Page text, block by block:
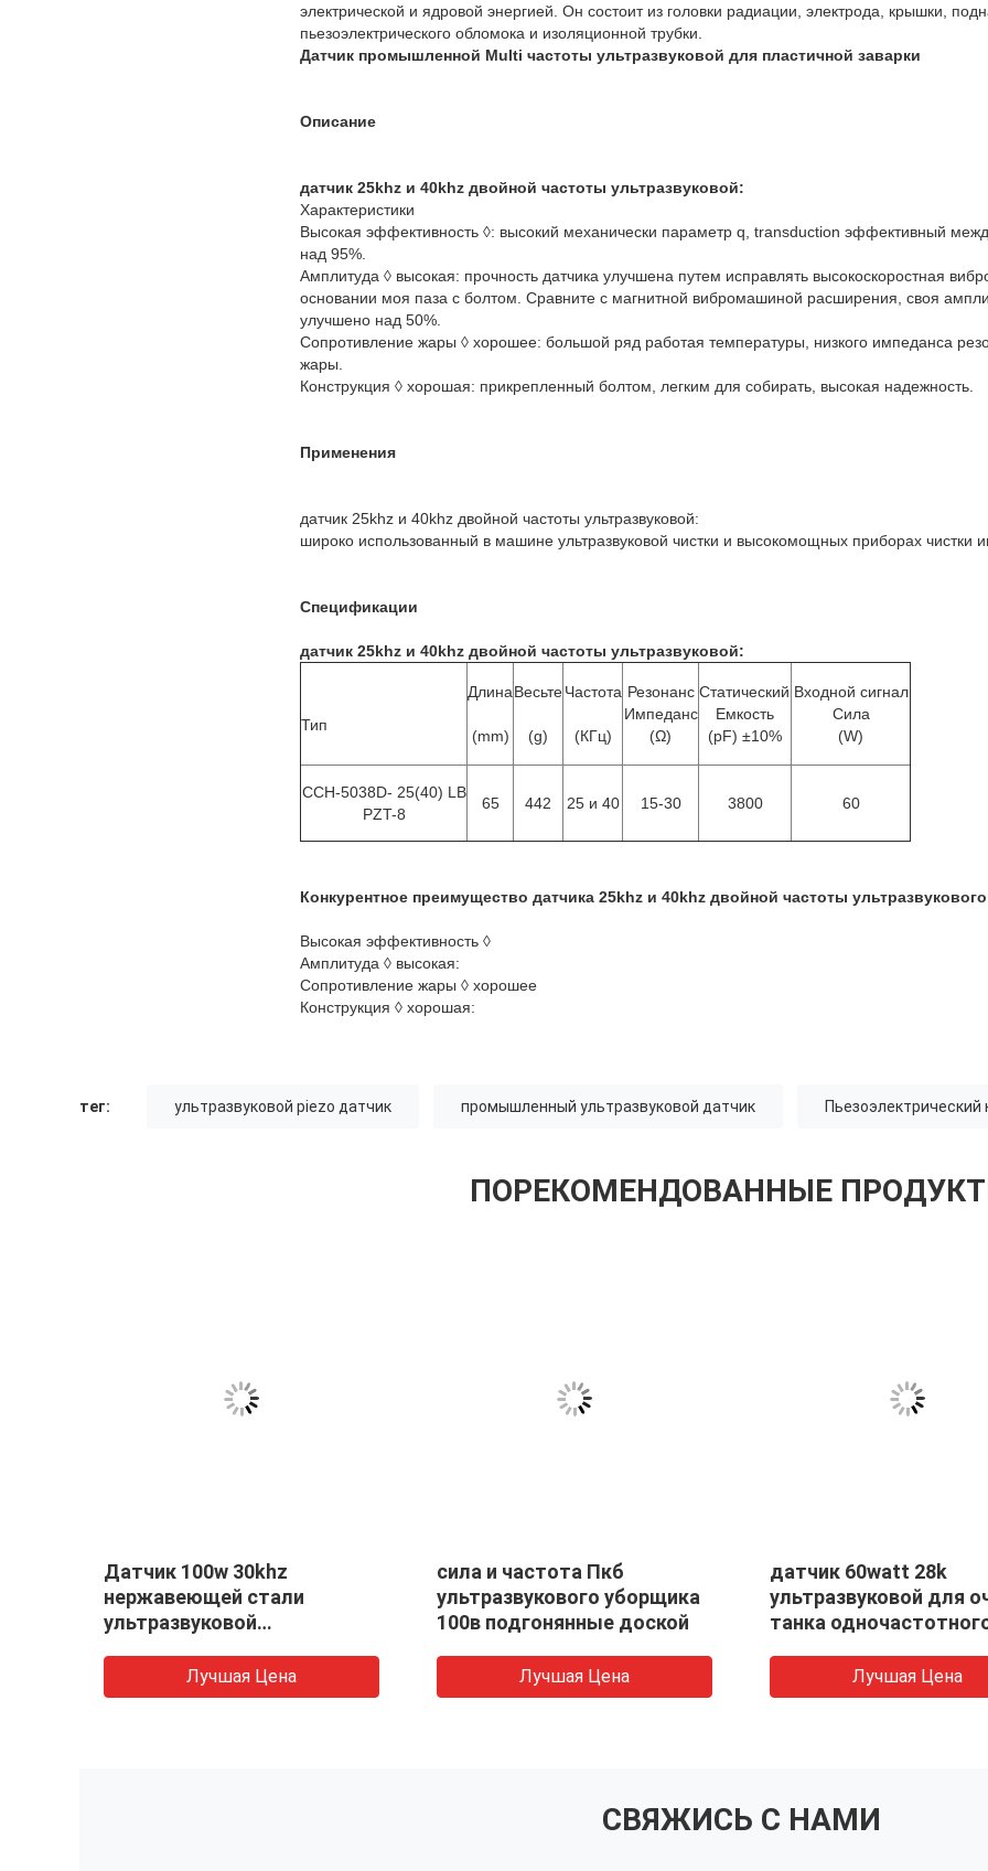
электрической и ядровой энергией. Он состоит из головки радиации, электрода, крышки,
пьезоэлектрического обломока и изоляционной трубки.
Датчик промышленной Multi частоты ультразвуковой для пластичной заварки
Описание
датчик 25khz и 40khz двойной частоты ультразвуковой:
Характеристики
Высокая эффективность ◊: высокий механически параметр q, transduction эффективный
над 95%.
Амплитуда ◊ высокая: прочность датчика улучшена путем исправлять высокоскоростная
основании моя паза с болтом. Сравните с магнитной вибромашиной расширения, своя
улучшено над 50%.
Сопротивление жары ◊ хорошее: большой ряд работая температуры, низкого импеданса
жары.
Конструкция ◊ хорошая: прикрепленный болтом, легким для собирать, высокая надежность.
Применения
датчик 25khz и 40khz двойной частоты ультразвуковой:
широко использованный в машине ультразвуковой чистки и высокомощных приборах чистки
Спецификации
датчик 25khz и 40khz двойной частоты ультразвуковой:
Тип
Длина
(mm)
Весьте
(g)
Частота
(КГц)
Резонанс
Импеданс
(Ω)
Статический
Емкость
(pF) ±10%
Входной сигнал
Сила
(W)
CCH-5038D- 25(40) LB
PZT-8
65 442 25 и 40 15-30 3800 60
Конкурентное преимущество датчика 25khz и 40khz двойной частоты ультразвукового
Высокая эффективность ◊
Амплитуда ◊ высокая:
Сопротивление жары ◊ хорошее
Конструкция ◊ хорошая:
тег: ультразвуковой piezo датчик промышленный ультразвуковой датчик
ПОРЕКОМЕНДОВАННЫЕ
Датчик 100w 30khz
нержавеющей стали
ультразвуковой
Лучшая Цена
сила и частота Пкб
ультразвукового уборщика
100в подгонянные доской
Лучшая Цена
датчик 60watt 28k
ультразвуковой для
танка
Лучшая Цена
СВЯЖИСЬ С НАМИ